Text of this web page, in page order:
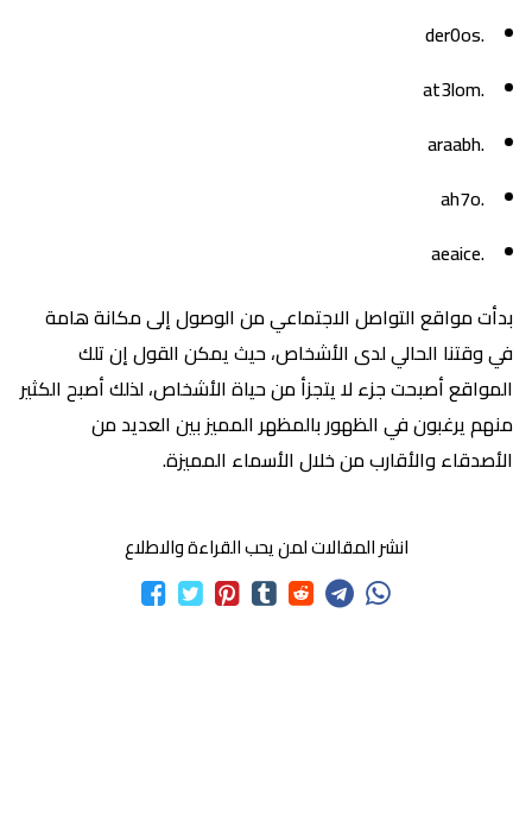
.der0os
.at3lom
.araabh
.ah7o
.aeaice
بدأت مواقع التواصل الاجتماعي من الوصول إلى مكانة هامة
في وقتنا الحالي لدى الأشخاص، حيث يمكن القول إن تلك
المواقع أصبحت جزء لا يتجزأ من حياة الأشخاص، لذلك أصبح الكثير
منهم يرغبون في الظهور بالمظهر المميز بين العديد من
الأصدقاء والأقارب من خلال الأسماء المميزة.
انشر المقالات لمن يحب القراءة والاطلاع